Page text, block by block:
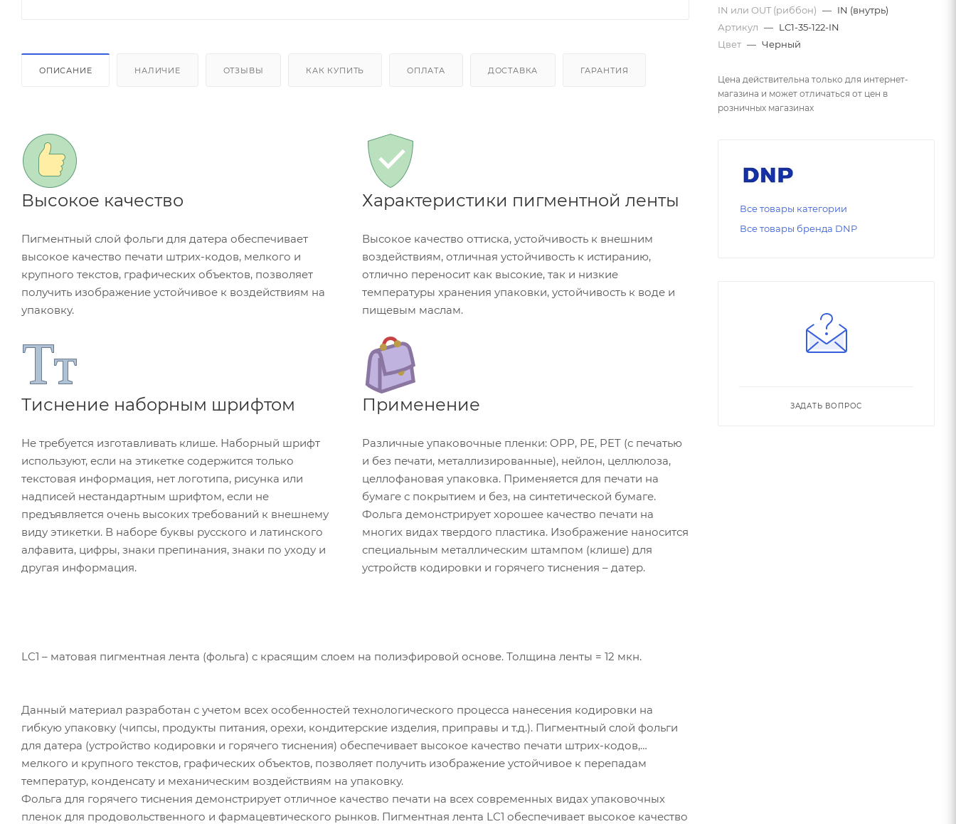
ОПИСАНИЕ НАЛИЧИЕ ОТЗЫВЫ КАК КУПИТЬ ОПЛАТА ДОСТАВКА ГАРАНТИЯ
Высокое качество
Пигментный слой фольги для датера обеспечивает
высокое качество печати штрих-кодов, мелкого и
крупного текстов, графических объектов, позволяет
получить изображение устойчивое к воздействиям на
упаковку.
Характеристики пигментной ленты
Высокое качество оттиска, устойчивость к внешним
воздействиям, отличная устойчивость к истиранию,
отлично переносит как высокие, так и низкие
температуры хранения упаковки, устойчивость к воде и
пищевым маслам.
Тиснение наборным шрифтом
Не требуется изготавливать клише. Наборный шрифт
используют, если на этикетке содержится только
текстовая информация, нет логотипа, рисунка или
надписей нестандартным шрифтом, если не
предъявляется очень высоких требований к внешнему
виду этикетки. В наборе буквы русского и латинского
алфавита, цифры, знаки препинания, знаки по уходу и
другая информация.
Применение
Различные упаковочные пленки: OPP, PE, PET (с печатью
и без печати, металлизированные), нейлон, целлюлоза,
целлофановая упаковка. Применяется для печати на
бумаге с покрытием и без, на синтетической бумаге.
Фольга демонстрирует хорошее качество печати на
многих видах твердого пластика. Изображение наносится
специальным металлическим штампом (клише) для
устройств кодировки и горячего тиснения – датер.
LC1 – матовая пигментная лента (фольга) с красящим слоем на полиэфировой основе. Толщина ленты = 12 мкн.
Данный материал разработан с учетом всех особенностей технологического процесса нанесения кодировки на
гибкую упаковку (чипсы, продукты питания, орехи, кондитерские изделия, приправы и т.д.). Пигментный слой фольги
для датера (устройство кодировки и горячего тиснения) обеспечивает высокое качество печати штрих-кодов,
мелкого и крупного текстов, графических объектов, позволяет получить изображение устойчивое к перепадам
температур, конденсату и механическим воздействиям на упаковку.
Фольга для горячего тиснения демонстрирует отличное качество печати на всех современных видах упаковочных
пленок для продовольственного и фармацевтического рынков. Пигментная лента LC1 обеспечивает высокое качество
IN или OUT (риббон) — IN (внутрь)
Артикул — LC1-35-122-IN
Цвет — Черный
Цена действительна только для интернет-
магазина и может отличаться от цен в
розничных магазинах
Все товары категории
Все товары бренда DNP
ЗАДАТЬ ВОПРОС